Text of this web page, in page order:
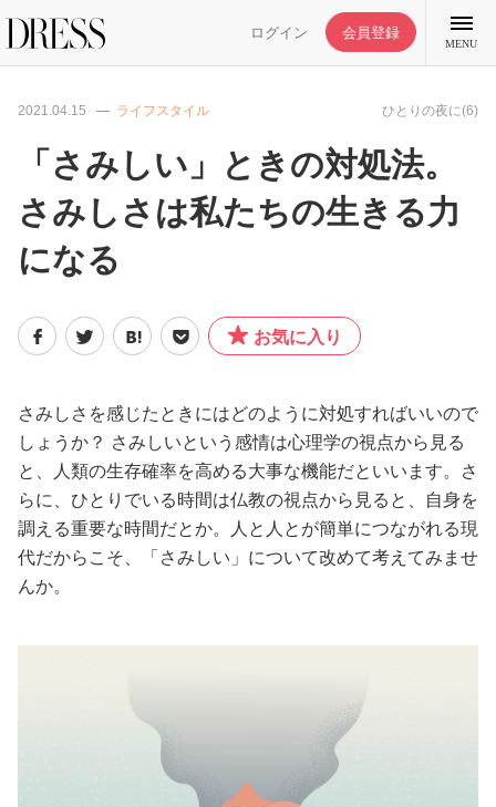
ログイン 会員登録
MENU
特集記事
DRESS部活
ライフスタイル
ファッション
恋愛/結婚/離婚
美容/健康
ココロ/カラダ
2021.04.15 ライフスタイル ひとりの夜に(6)
「さみしい」ときの対処法。
さみしさは私たちの生きる力
になる
お気に入り
さみしさを感じたときにはどのように対処すればいいので
しょうか？ さみしいという感情は心理学の視点から見る
と、人類の生存確率を高める大事な機能だといいます。さ
らに、ひとりでいる時間は仏教の視点から見ると、自身を
調える重要な時間だとか。人と人とが簡単につながれる現
代だからこそ、「さみしい」について改めて考えてみませ
んか。